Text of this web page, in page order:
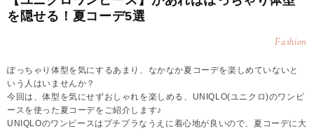
を隠せる！夏コーデ5選
Fashion
ぽっちゃり体型を気にするあまり、なかなか夏コーデを楽しめていないと
いう人はいませんか？
今回は、体型を気にせずおしゃれを楽しめる、UNIQLO(ユニクロ)のワンピ
ースを使った夏コーデをご紹介します♪
UNIQLOのワンピースはプチプラなうえに着心地が良いので、夏コーデに大